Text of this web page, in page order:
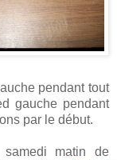
pendant tout
gauche pendant
par le début.
samedi matin de